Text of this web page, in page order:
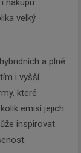
nákupu
velký
a plně
i vyšší
které
emisí jejich
inspirovat